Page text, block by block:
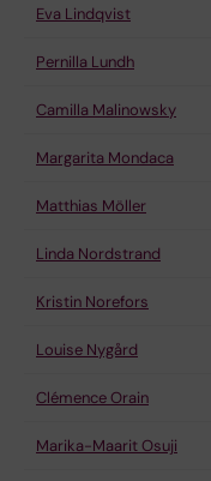
Eva Lindqvist
Pernilla Lundh
Camilla Malinowsky
Margarita Mondaca
Matthias Möller
Linda Nordstrand
Kristin Norefors
Louise Nygård
Clémence Orain
Marika-Maarit Osuji